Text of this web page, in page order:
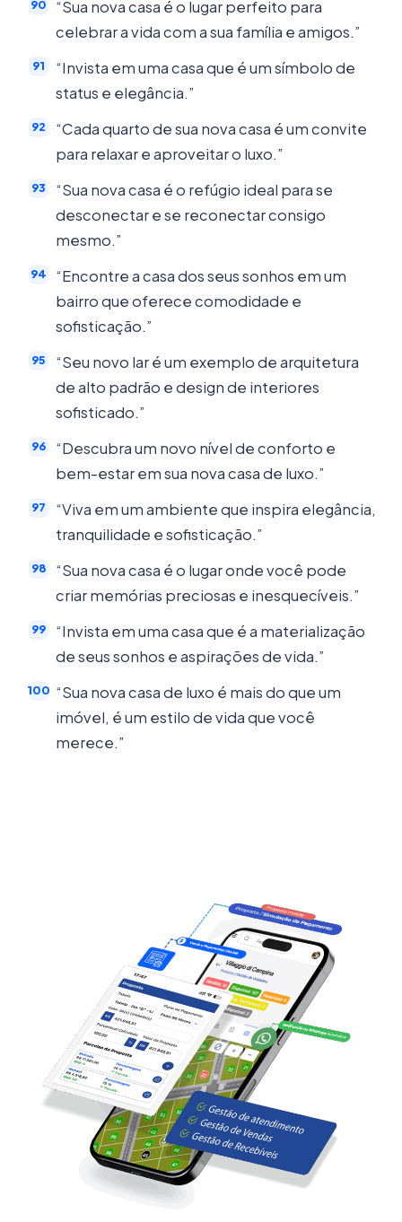
“Sua nova casa é o lugar perfeito para
celebrar a vida com a sua família e amigos.”
“Invista em uma casa que é um símbolo de
status e elegância.”
“Cada quarto de sua nova casa é um convite
para relaxar e aproveitar o luxo.”
“Sua nova casa é o refúgio ideal para se
desconectar e se reconectar consigo
mesmo.”
“Encontre a casa dos seus sonhos em um
bairro que oferece comodidade e
sofisticação.”
“Seu novo lar é um exemplo de arquitetura
de alto padrão e design de interiores
sofisticado.”
“Descubra um novo nível de conforto e
bem-estar em sua nova casa de luxo.”
“Viva em um ambiente que inspira elegância,
tranquilidade e sofisticação.”
“Sua nova casa é o lugar onde você pode
criar memórias preciosas e inesquecíveis.”
“Invista em uma casa que é a materialização
de seus sonhos e aspirações de vida.”
“Sua nova casa de luxo é mais do que um
imóvel, é um estilo de vida que você
merece.”